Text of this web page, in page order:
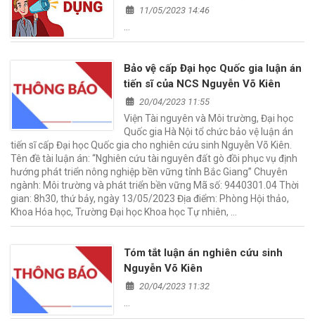
điều kiện tiêu chuẩn tham dự vòng
2023 của Viện Tài nguyên và Môi
11/05/2023 14:46
…
Bảo vệ cấp Đại học Quốc gia luận án
tiến sĩ của NCS Nguyễn Võ Kiên
20/04/2023 11:55
Viện Tài nguyên và Môi trường, Đại học
Quốc gia Hà Nội tổ chức bảo vệ luận án
tiến sĩ cấp Đại học Quốc gia cho nghiên cứu sinh Nguyễn Võ Kiên.
Tên đề tài luận án: “Nghiên cứu tài nguyên đất gò đồi phục vụ định
hướng phát triển nông nghiệp bền vững tỉnh Bắc Giang” Chuyên
ngành: Môi trường và phát triển bền vững Mã số: 9440301.04 Thời
gian: 8h30, thứ bảy, ngày 13/05/2023 Địa điểm: Phòng Hội thảo,
Khoa Hóa học, Trường Đại học Khoa học Tự nhiên, …
Tóm tắt luận án nghiên cứu sinh
Nguyễn Võ Kiên
20/04/2023 11:32